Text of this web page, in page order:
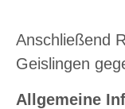
Anschließend
Geislingen
Allgemeine